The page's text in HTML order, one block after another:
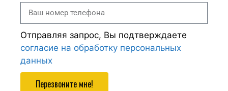
Отправляя запрос, Вы подтверждаете
согласие на обработку персональных
данных
Перезвоните мне!